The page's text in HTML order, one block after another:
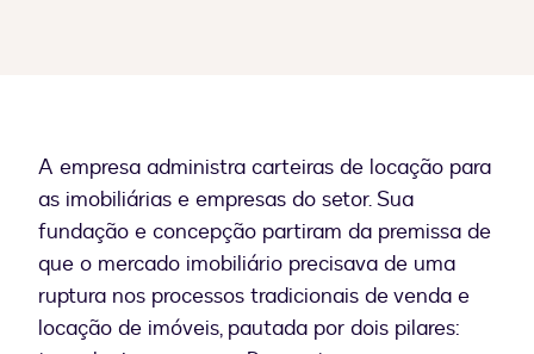
A empresa administra carteiras de locação para
as imobiliárias e empresas do setor. Sua
fundação e concepção partiram da premissa de
que o mercado imobiliário precisava de uma
ruptura nos processos tradicionais de venda e
locação de imóveis, pautada por dois pilares: